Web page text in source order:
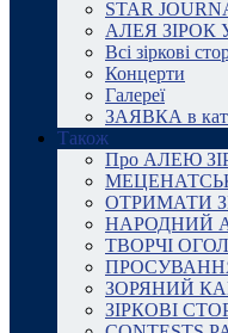
STAR
АЛЕЯ ЗІРОК
Всі зіркові
Концерти
Галереї
ЗАЯВКА в
Також
Про АЛЕЮ
ОТРИМАТИ
НАРОДНИЙ
ТВОРЧІ
ПРОСУВАННЯ
ЗОРЯНИЙ
ЗІРКОВІ